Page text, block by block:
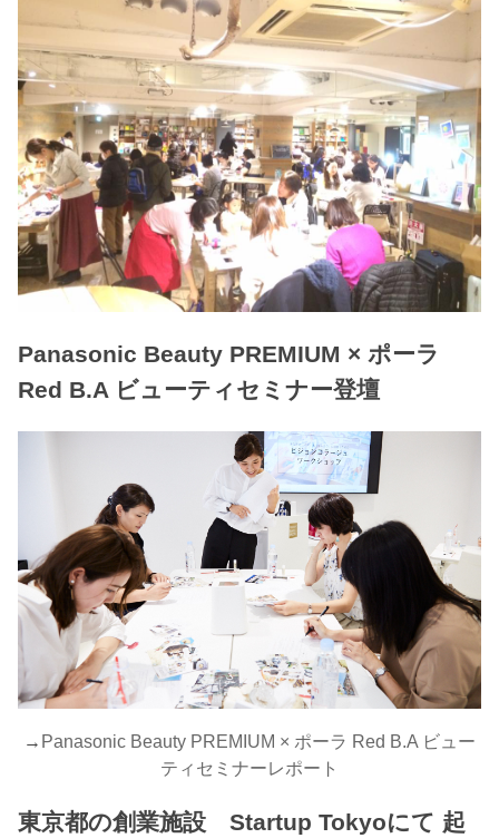
Panasonic Beauty PREMIUM × ポーラ
Red B.A ビューティセミナー登壇
→ Panasonic Beauty PREMIUM × ポーラ Red B.A ビュー
ティセミナーレポート
東京都の創業施設 Startup Tokyoにて 起